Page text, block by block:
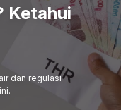
Ketahui
dan regulasi